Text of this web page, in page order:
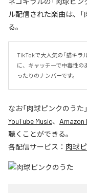
ル配信された楽曲は、
る。
TikTokで大人気の「猫キラ
に、キャッチーで中毒性の
ったりのナンバーです。
なお「肉球ピンクのうた
YouTube Music、 Amazon
聴くことができる。
各配信サービス： 肉球